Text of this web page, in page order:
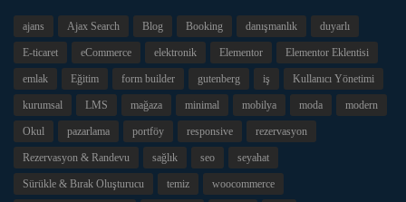
ajans Ajax Search Blog Booking danışmanlık duyarlı
E-ticaret eCommerce elektronik Elementor Elementor Eklentisi
emlak Eğitim form builder gutenberg iş Kullanıcı Yönetimi
kurumsal LMS mağaza minimal mobilya moda modern
Okul pazarlama portföy responsive rezervasyon
Rezervasyon & Randevu sağlık seo seyahat
Sürükle & Bırak Oluşturucu temiz woocommerce